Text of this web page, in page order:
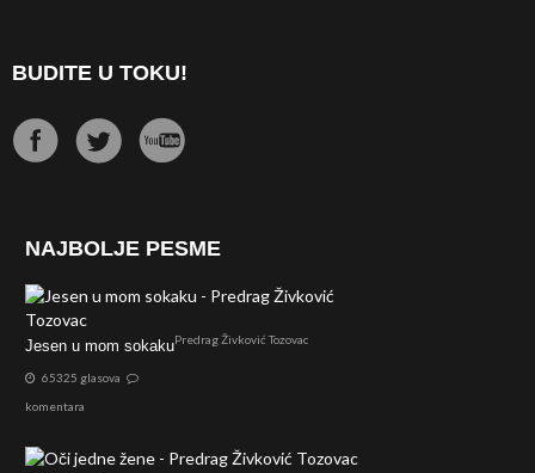
BUDITE U TOKU!
NAJBOLJE PESME
Jesen u mom sokakuPredrag Živković Tozovac
65325 glasova
komentara